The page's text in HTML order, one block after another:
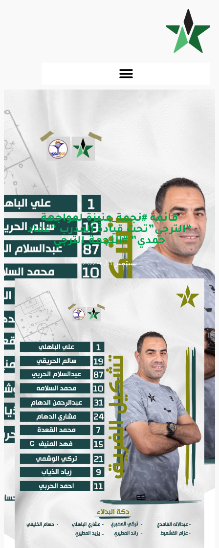
قائمة #نجمة_عنيزة لمواجهة
“الترجي”تحت قيادة المدرب “عماد
حمدي” #النجمة_الترجي
سبتمبر 13, 2024